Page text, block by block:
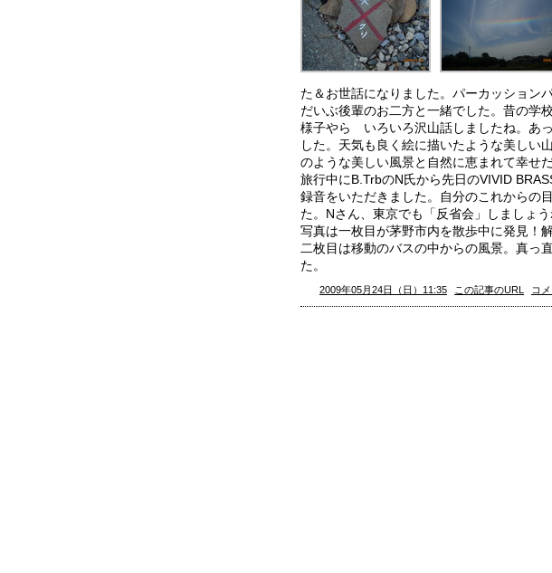
た＆お世話になりました。パーカッション
だいぶ後輩のお二方と一緒でした。昔の
様子やら いろいろ沢山話しましたね。あ
した。天気も良く絵に描いたような美しい
のような美しい風景と自然に恵まれて幸せ
旅行中にB.TrbのN氏から先日のVIVID
録音をいただきました。自分のこれからの
た。Nさん、東京でも「反省会」しましょう
写真は一枚目が茅野市内を散歩中に発見！
二枚目は移動のバスの中からの風景。真っ
た。
2009年05月24日（日）11:35 この記事のURL コ